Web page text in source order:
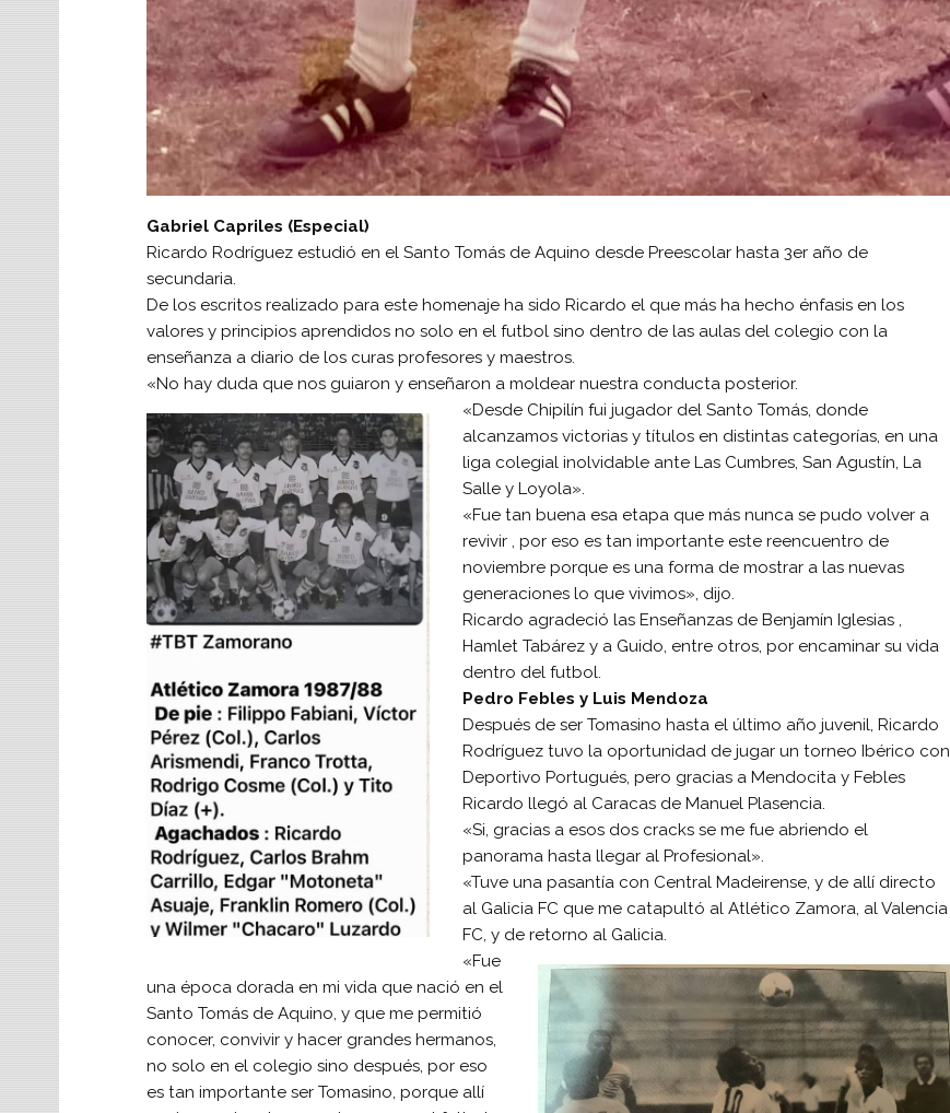
Gabriel Capriles (Especial)
Ricardo Rodríguez estudió en el Santo Tomás de Aquino desde Preescolar hasta 3er año de
secundaria.
De los escritos realizado para este homenaje ha sido Ricardo el que más ha hecho énfasis en los
valores y principios aprendidos no solo en el futbol sino dentro de las aulas del colegio con la
enseñanza a diario de los curas profesores y maestros.
«No hay duda que nos guiaron y enseñaron a moldear nuestra conducta posterior.
«Desde Chipilín fui jugador del Santo Tomás, donde
alcanzamos victorias y títulos en distintas categorías, en una
liga colegial inolvidable ante Las Cumbres, San Agustín, La
Salle y Loyola».
«Fue tan buena esa etapa que más nunca se pudo volver a
revivir , por eso es tan importante este reencuentro de
noviembre porque es una forma de mostrar a las nuevas
generaciones lo que vivimos», dijo.
Ricardo agradeció las Enseñanzas de Benjamín Iglesias ,
Hamlet Tabárez y a Guido, entre otros, por encaminar su vida
dentro del futbol.
Pedro Febles y Luis Mendoza
Después de ser Tomasino hasta el último año juvenil, Ricardo
Rodríguez tuvo la oportunidad de jugar un torneo Ibérico con
Deportivo Portugués, pero gracias a Mendocita y Febles
Ricardo llegó al Caracas de Manuel Plasencia.
«Si, gracias a esos dos cracks se me fue abriendo el
panorama hasta llegar al Profesional».
«Tuve una pasantía con Central Madeirense, y de allí directo
al Galicia FC que me catapultó al Atlético Zamora, al Valencia
FC, y de retorno al Galicia.
«Fue
una época dorada en mi vida que nació en el
Santo Tomás de Aquino, y que me permitió
conocer, convivir y hacer grandes hermanos,
no solo en el colegio sino después, por eso
es tan importante ser Tomasino, porque allí